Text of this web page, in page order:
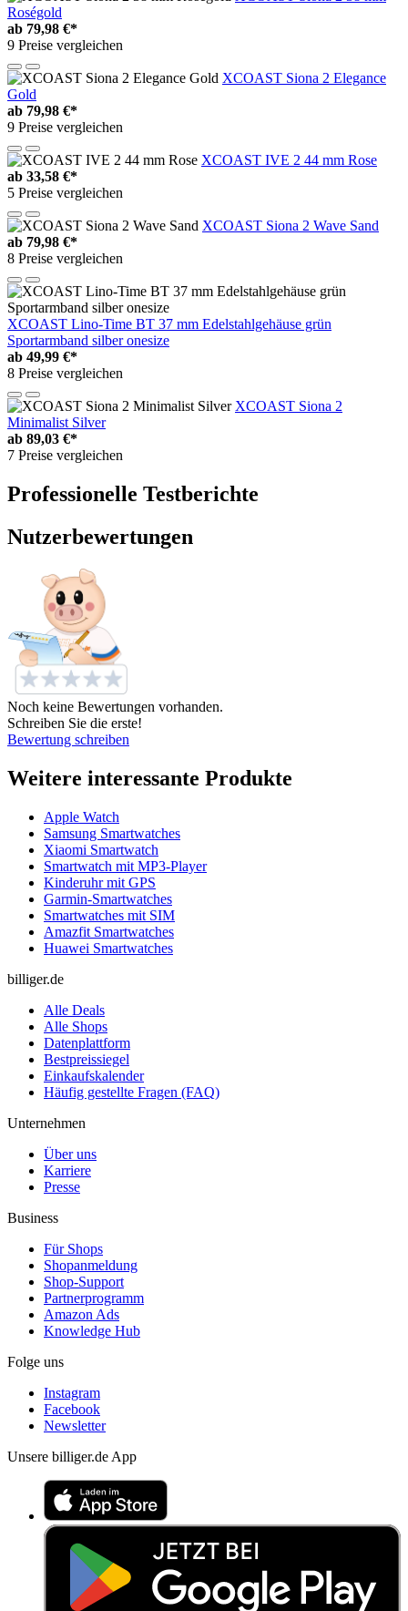
Roségold
ab 79,98 €*
9 Preise vergleichen
XCOAST Siona 2 Elegance
Gold
ab 79,98 €*
9 Preise vergleichen
XCOAST IVE 2 44 mm Rose
ab 33,58 €*
5 Preise vergleichen
XCOAST Siona 2 Wave Sand
ab 79,98 €*
8 Preise vergleichen
XCOAST Lino-Time BT 37 mm Edelstahlgehäuse grün
Sportarmband silber onesize
ab 49,99 €*
8 Preise vergleichen
XCOAST Siona 2
Minimalist Silver
ab 89,03 €*
7 Preise vergleichen
Professionelle Testberichte
Nutzerbewertungen
Noch keine Bewertungen vorhanden.
Schreiben Sie die erste!
Bewertung schreiben
Weitere interessante Produkte
Apple Watch
Samsung Smartwatches
Xiaomi Smartwatch
Smartwatch mit MP3-Player
Kinderuhr mit GPS
Garmin-Smartwatches
Smartwatches mit SIM
Amazfit Smartwatches
Huawei Smartwatches
billiger.de
Alle Deals
Alle Shops
Datenplattform
Bestpreissiegel
Einkaufskalender
Häufig gestellte Fragen (FAQ)
Unternehmen
Über uns
Karriere
Presse
Business
Für Shops
Shopanmeldung
Shop-Support
Partnerprogramm
Amazon Ads
Knowledge Hub
Folge uns
Instagram
Facebook
Newsletter
Unsere billiger.de App